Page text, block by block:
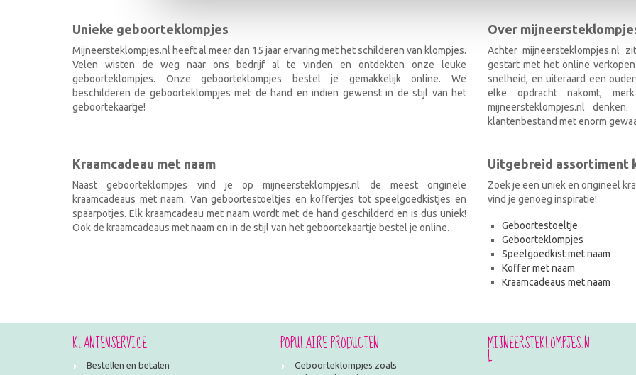
Unieke geboorteklompjes
Mijneersteklompjes.nl heeft al meer dan 15 jaar ervaring met het schilderen van klompjes.
Velen wisten de weg naar ons bedrijf al te vinden en ontdekten onze leuke
geboorteklompjes. Onze geboorteklompjes bestel je gemakkelijk online. We
beschilderen de geboorteklompjes met de hand en indien gewenst in de stijl van het
geboortekaartje!
Over
Achter mijneersteklompjes.nl
gestart met het online
snelheid, en uiteraard een
elke opdracht nakomt,
mijneersteklompjes.nl
klantenbestand met enorm
Kraamcadeau met naam
Naast geboorteklompjes vind je op mijneersteklompjes.nl de meest originele
kraamcadeaus met naam. Van geboortestoeltjes en koffertjes tot speelgoedkistjes en
spaarpotjes. Elk kraamcadeau met naam wordt met de hand geschilderd en is dus uniek!
Ook de kraamcadeaus met naam en in de stijl van het geboortekaartje bestel je online.
Uitgebreid assortiment
Zoek je een uniek en origineel
vind je genoeg inspiratie!
Geboortestoeltje
Geboorteklompjes
Speelgoedkist met naam
Koffer met naam
Kraamcadeaus met naam
KLANTENSERVICE
Bestellen en betalen
POPULAIRE PRODUCTEN
Geboorteklompjes zoals
MIJNEERSTEKLOMPJES.N
L